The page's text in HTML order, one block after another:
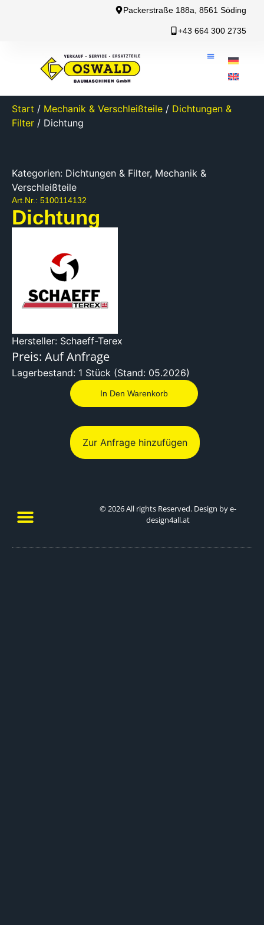
+43 664 300 2735
Packerstraße 188a, 8561 Söding
Start / Mechanik & Verschleißteile / Dichtungen &
Filter / Dichtung
Kategorien: Dichtungen & Filter, Mechanik &
Verschleißteile
Art.Nr.: 5100114132
Dichtung
Hersteller: Schaeff-Terex
Preis: Auf Anfrage
Lagerbestand: 1 Stück (Stand: 05.2026)
In Den Warenkorb
Zur Anfrage hinzufügen
© 2026 All rights Reserved. Design by e-
design4all.at